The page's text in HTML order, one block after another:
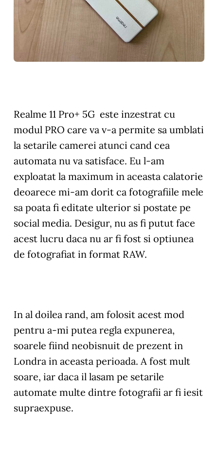
Realme 11 Pro+ 5G este inzestrat cu
modul PRO care va v-a permite sa umblati
la setarile camerei atunci cand cea
automata nu va satisface. Eu l-am
exploatat la maximum in aceasta calatorie
deoarece mi-am dorit ca fotografiile mele
sa poata fi editate ulterior si postate pe
social media. Desigur, nu as fi putut face
acest lucru daca nu ar fi fost si optiunea
de fotografiat in format RAW.
In al doilea rand, am folosit acest mod
pentru a-mi putea regla expunerea,
soarele fiind neobisnuit de prezent in
Londra in aceasta perioada. A fost mult
soare, iar daca il lasam pe setarile
automate multe dintre fotografii ar fi iesit
supraexpuse.